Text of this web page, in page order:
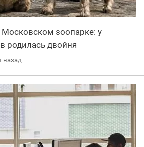
зоопарке: у
родилась двойня
назад